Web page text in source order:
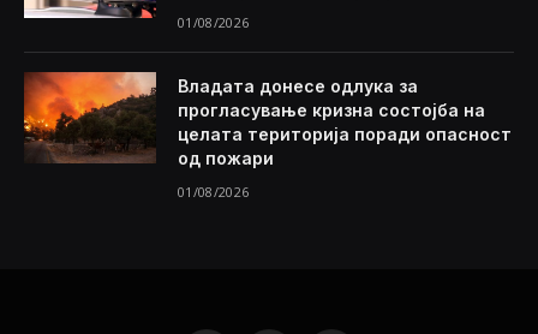
01/08/2026
Владата донесе одлука за
прогласување кризна состојба на
целата територија поради опасност
од пожари
01/08/2026